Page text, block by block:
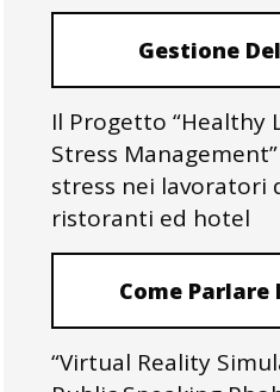
Gestione
Il Progetto “Healthy
Stress
stress nei lavoratori
ristoranti ed hotel
Come Parlare
“Virtual Reality